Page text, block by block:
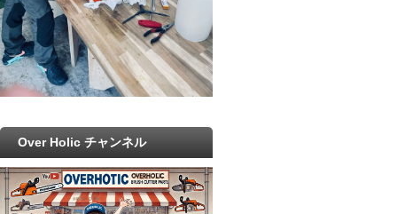
Over Holic チャンネル